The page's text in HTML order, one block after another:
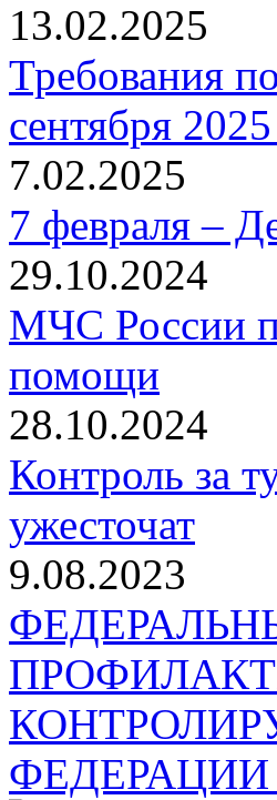
13.02.2025
Требования
сентября
7.02.2025
7 февраля –
29.10.2024
МЧС России
помощи
28.10.2024
Контроль за
ужесточат
9.08.2023
ФЕДЕРАЦИИ